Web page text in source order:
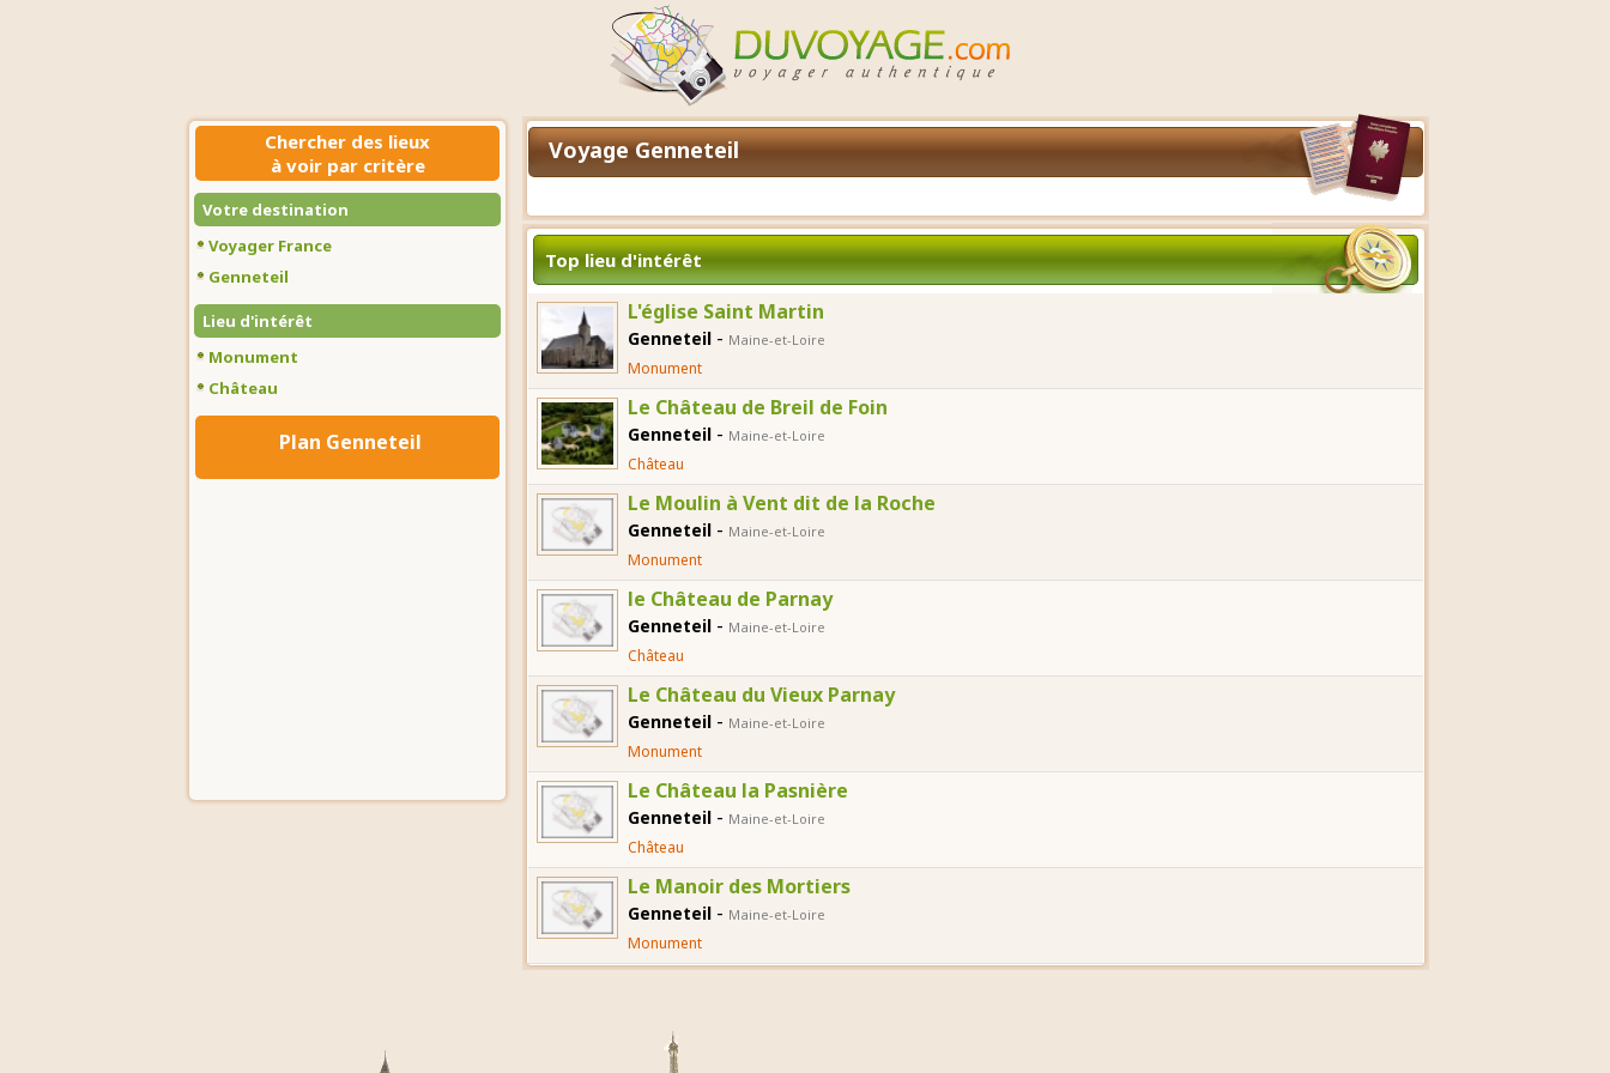
Chercher des lieux
à voir par critère
Votre destination
Voyager France
Genneteil
Lieu d'intérêt
Monument
Château
Plan Genneteil
Voyage Genneteil
Top lieu d'intérêt
L'église Saint Martin
Genneteil - Maine-et-Loire
Monument
Le Château de Breil de Foin
Genneteil - Maine-et-Loire
Château
Le Moulin à Vent dit de la Roche
Genneteil - Maine-et-Loire
Monument
le Château de Parnay
Genneteil - Maine-et-Loire
Château
Le Château du Vieux Parnay
Genneteil - Maine-et-Loire
Monument
Le Château la Pasnière
Genneteil - Maine-et-Loire
Château
Le Manoir des Mortiers
Genneteil - Maine-et-Loire
Monument